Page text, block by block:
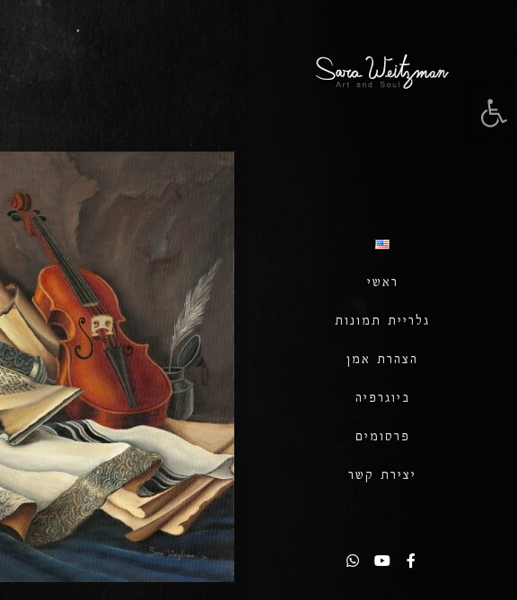
פתח סרגל נגישות
ראשי
גלריית תמונות
הצהרת אמן
ביוגרפיה
פרסומים
יצירת קשר